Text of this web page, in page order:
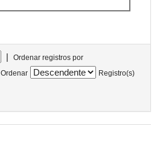
|
Ordenar registros por
Ordenar
Registro(s)